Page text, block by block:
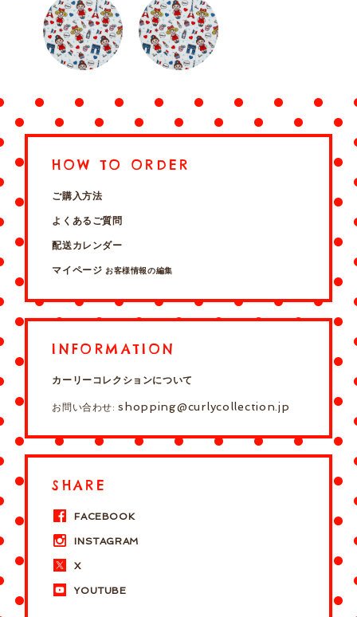
HOW TO ORDER
ご購入方法
よくあるご質問
配送カレンダー
マイページ お客様情報の編集
INFORMATION
カーリーコレクションについて
お問い合わせ:shopping@curlycollection.jp
SHARE
FACEBOOK
INSTAGRAM
X
YOUTUBE